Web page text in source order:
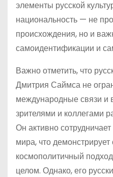
элементы русской
национальность — не
происхождения, но и
самоидентификации и
Важно отметить, что
Дмитрия Саймса не
международные связи и
зрителями и коллегами
Он активно
мира, что
космополитичный подход
целом. Однако, его